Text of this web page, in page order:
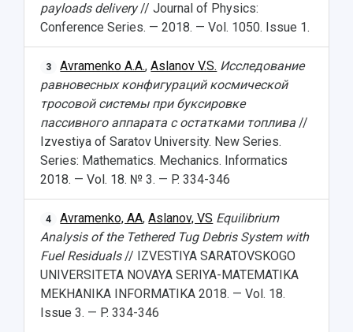
payloads delivery// Journal of Physics:
Conference Series. — 2018. — Vol. 1050. Issue 1.
3 Avramenko A.A.,Aslanov V.S. Исследование
равновесных конфигураций космической
тросовой системы при буксировке
пассивного аппарата с остатками топлива //
Izvestiya of Saratov University. New Series.
Series: Mathematics. Mechanics. Informatics
2018. — Vol. 18. № 3. — P. 334-346
4 Avramenko, AA,Aslanov, VS Equilibrium
Analysis of the Tethered Tug Debris System with
Fuel Residuals// IZVESTIYA SARATOVSKOGO
UNIVERSITETA NOVAYA SERIYA-MATEMATIKA
MEKHANIKA INFORMATIKA 2018. — Vol. 18.
Issue 3. — P. 334-346